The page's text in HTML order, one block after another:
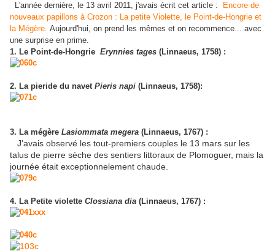
L'année dernière, le 13 avril 2011, j'avais écrit cet article :
Encore de
nouveaux papillons à Crozon : La petite Violette, le Point-de-Hongrie et
la Mégère. Aujourd'hui, on prend les mêmes et on recommence... avec
une surprise en prime.
1. Le Point-de-Hongrie Erynnies tages (Linnaeus, 1758) :
2. La pieride du navet Pieris napi (Linnaeus, 1758):
3. La mégère Lasiommata megera (Linnaeus, 1767) :
J'avais observé les tout-premiers couples le 13 mars sur les
talus de pierre sèche des sentiers littoraux de Plomoguer, mais la
journée était exceptionnelement chaude.
4. La Petite violette Clossiana dia (Linnaeus, 1767) :